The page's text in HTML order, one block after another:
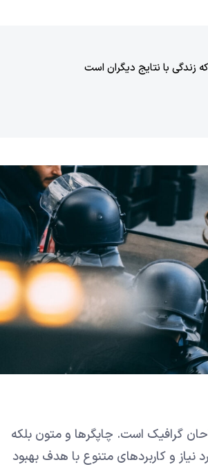
زندگی با نتایج دیگران است
گرافیک است. چاپگرها و متون بلکه
و کاربردهای متنوع با هدف بهبود